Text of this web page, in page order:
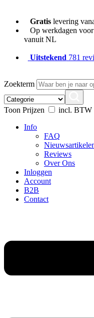
Gratislevering
Op werkdagen voor
vanuit NL
Uitstekend 781
Zoekterm
Toon Prijzen
incl. BTW
Info
FAQ
Reviews
Over Ons
Inloggen
Account
B2B
Contact